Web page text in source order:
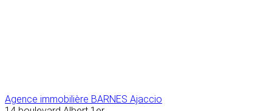
Agence immobilière BARNES Ajaccio